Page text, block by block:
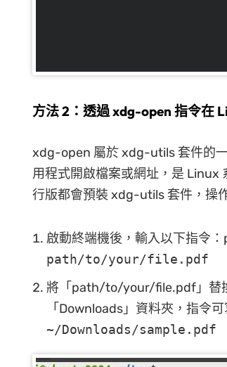
方法 2：透過 xdg-open 指令在
xdg-open 屬於 xdg-utils 套件的
用程式開啟檔案或網址，是 Linux
行版都會預裝 xdg-utils 套件，操
啟動終端機後，輸入以下指令
path/to/your/file.pdf
將「path/to/your/file.pdf」替
「Downloads」資料夾，指令
~/Downloads/sample.pdf